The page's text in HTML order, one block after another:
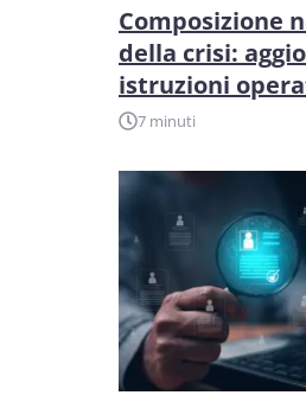
Composizione
della crisi:
istruzioni
7 minuti